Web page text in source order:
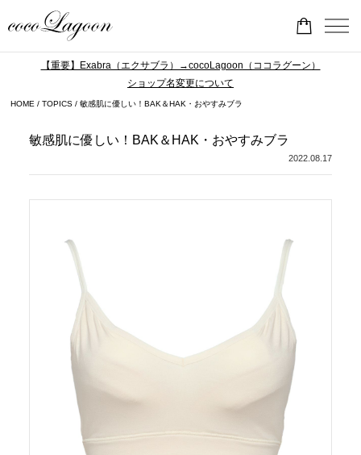
【重要】Exabra（エクサブラ）→cocoLagoon（ココラグーン）
ショップ名変更について
HOME TOPICS 敏感肌に優しい！BAK＆HAK・おやすみブラ
敏感肌に優しい！BAK＆HAK・おやすみブラ
2022.08.17